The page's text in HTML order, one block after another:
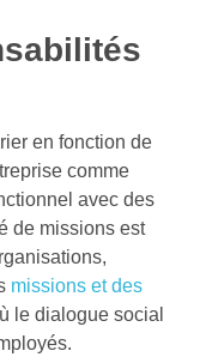
en fonction de
comme
avec des
de missions est
missions et des
le dialogue social